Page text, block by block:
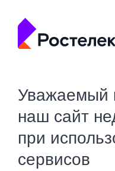
Уважаемый
наш сайт
при
сервисов